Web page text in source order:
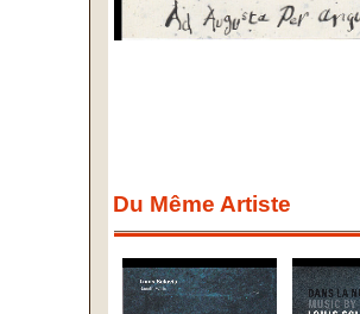
Du Même Artiste